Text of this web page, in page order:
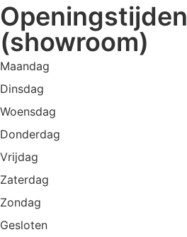
Openingstijden
(showroom)
Maandag
Dinsdag
Woensdag
Donderdag
Vrijdag
Zaterdag
Zondag
Gesloten